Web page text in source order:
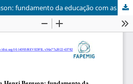
A duração em Henri Bergson: fundamento da educação com as diferenças